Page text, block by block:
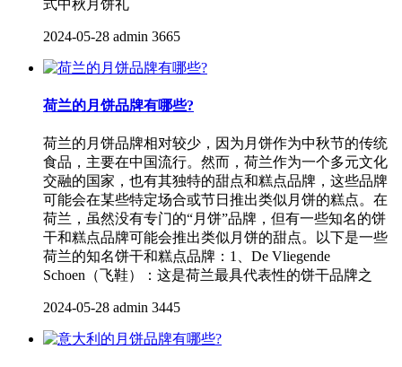
式中秋月饼礼
2024-05-28 admin 3665
荷兰的月饼品牌有哪些?
荷兰的月饼品牌相对较少，因为月饼作为中秋节的传统
食品，主要在中国流行。然而，荷兰作为一个多元文化
交融的国家，也有其独特的甜点和糕点品牌，这些品牌
可能会在某些特定场合或节日推出类似月饼的糕点。在
荷兰，虽然没有专门的“月饼”品牌，但有一些知名的饼
干和糕点品牌可能会推出类似月饼的甜点。以下是一些
荷兰的知名饼干和糕点品牌：1、De Vliegende
Schoen（飞鞋）：这是荷兰最具代表性的饼干品牌之
2024-05-28 admin 3445